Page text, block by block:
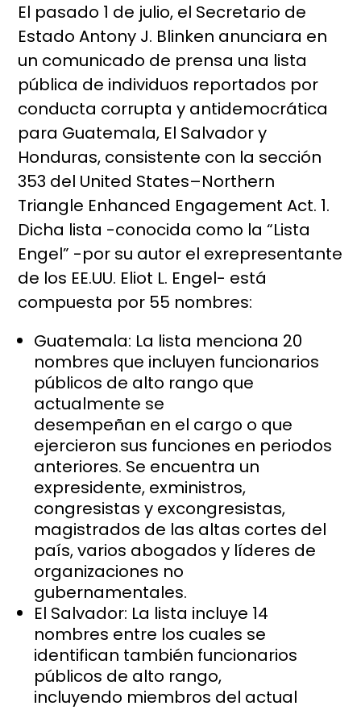
El pasado 1 de julio, el Secretario de
Estado Antony J. Blinken anunciara en
un comunicado de prensa una lista
pública de individuos reportados por
conducta corrupta y antidemocrática
para Guatemala, El Salvador y
Honduras, consistente con la sección
353 del United States–Northern
Triangle Enhanced Engagement Act. 1.
Dicha lista -conocida como la “Lista
Engel” -por su autor el exrepresentante
de los EE.UU. Eliot L. Engel- está
compuesta por 55 nombres:
Guatemala: La lista menciona 20
nombres que incluyen funcionarios
públicos de alto rango que
actualmente se
desempeñan en el cargo o que
ejercieron sus funciones en periodos
anteriores. Se encuentra un
expresidente, exministros,
congresistas y excongresistas,
magistrados de las altas cortes del
país, varios abogados y líderes de
organizaciones no
gubernamentales.
El Salvador: La lista incluye 14
nombres entre los cuales se
identifican también funcionarios
públicos de alto rango,
incluyendo miembros del actual